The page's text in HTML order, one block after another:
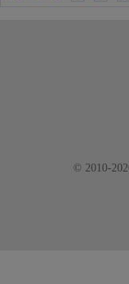
© 2010-